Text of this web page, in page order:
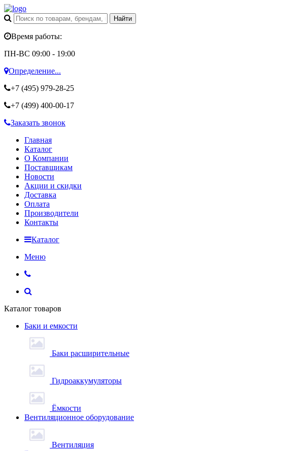
Время работы:
ПН-ВС 09:00 - 19:00
Определение...
+7 (495) 979-28-25
+7 (499) 400-00-17
Заказать звонок
Главная
Каталог
О Компании
Поставщикам
Новости
Акции и скидки
Доставка
Оплата
Производители
Контакты
Каталог
Меню
Каталог товаров
Баки и емкости
Баки расширительные
Гидроаккумуляторы
Ёмкости
Вентиляционное оборудование
Вентиляция